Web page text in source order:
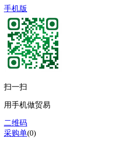
手机版
扫一扫
用手机做贸易
二维码
采购单(0)